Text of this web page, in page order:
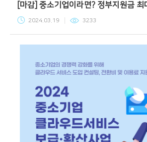
[마감] 중소기업이라면? 정부지원금
2024.03.19 3233